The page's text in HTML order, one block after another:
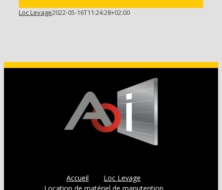
Loc Levage2022-05-16T11:24:28+02:00
Accueil
Loc Levage